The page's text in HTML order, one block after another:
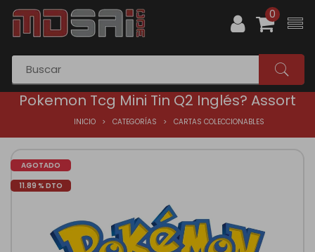
0
Pokemon Tcg Mini Tin Q2 Inglés? Assort
INICIO CATEGORÍAS CARTAS COLECCIONABLES
AGOTADO
11.89 % DTO